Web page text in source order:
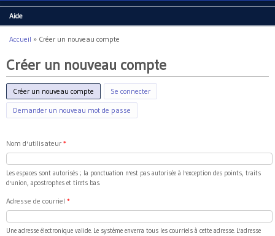
Aide
Vous êtes ici
Accueil » Créer un nouveau compte
Créer un nouveau compte
Créer un nouveau compte (onglet actif)
Se connecter
Demander un nouveau mot de passe
Nom d'utilisateur *
Les espaces sont autorisés ; la ponctuation n'est pas autorisée à l'exception des points, traits
d'union, apostrophes et tirets bas.
Adresse de courriel *
Une adresse électronique valide. Le système enverra tous les courriels à cette adresse. L'adresse